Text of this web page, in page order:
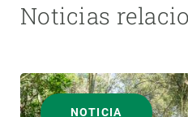
Noticias
NOTICIA